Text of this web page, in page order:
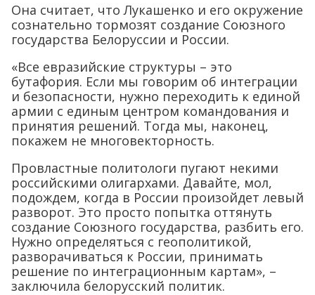
Она считает, что Лукашенко и его окружение
сознательно тормозят создание Союзного
государства Белоруссии и России.
«Все евразийские структуры – это
бутафория. Если мы говорим об интеграции
и безопасности, нужно переходить к единой
армии с единым центром командования и
принятия решений. Тогда мы, наконец,
покажем не многовекторность.
Провластные политологи пугают некими
российскими олигархами. Давайте, мол,
подождем, когда в России произойдет левый
разворот. Это просто попытка оттянуть
создание Союзного государства, разбить его.
Нужно определяться с геополитикой,
разворачиваться к России, принимать
решение по интеграционным картам», –
заключила белорусский политик.